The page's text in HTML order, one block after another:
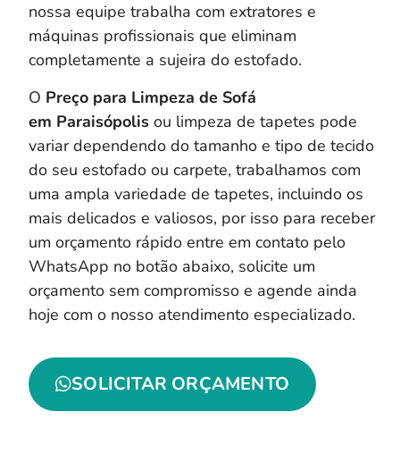
nossa equipe trabalha com extratores e
máquinas profissionais que eliminam
completamente a sujeira do estofado.
O Preço para Limpeza de Sofá
em Paraisópolis ou limpeza de tapetes pode
variar dependendo do tamanho e tipo de tecido
do seu estofado ou carpete, trabalhamos com
uma ampla variedade de tapetes, incluindo os
mais delicados e valiosos, por isso para receber
um orçamento rápido entre em contato pelo
WhatsApp no botão abaixo, solicite um
orçamento sem compromisso e agende ainda
hoje com o nosso atendimento especializado.
SOLICITAR ORÇAMENTO